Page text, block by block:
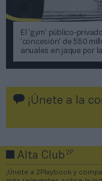
El ‘gym’ público-
‘concesión’ de 550
anuales en jaque por
¡Únete a la
Alta Club2P
¡Únete a 2Playbook y